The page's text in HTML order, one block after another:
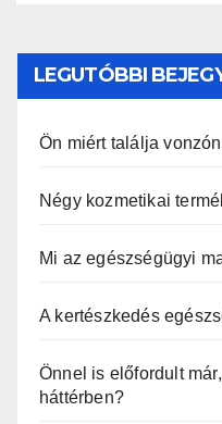
LEGUTÓBBI
Ön miért találja
Négy kozmetikai
Mi az egészségügyi
A kertészkedés
Önnel is előfordult
háttérben?